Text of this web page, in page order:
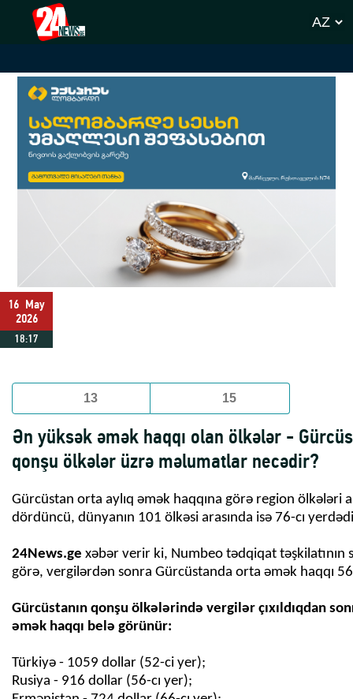
16 May
2026
18:17
13 15
Ən yüksək əmək haqqı olan ölkələr -
qonşu ölkələr üzrə məlumatlar necədir?
Gürcüstan orta aylıq əmək haqqına görə region ölkələri
dördüncü, dünyanın 101 ölkəsi arasında isə 76-cı
24News.ge xəbər verir ki, Numbeo tədqiqat təşkilatının
görə, vergilərdən sonra Gürcüstanda orta əmək haqqı
Gürcüstanın qonşu ölkələrində vergilər çıxıldıqdan
Türkiyə - 1059 dollar (52-ci yer);
Rusiya - 916 dollar (56-cı yer);